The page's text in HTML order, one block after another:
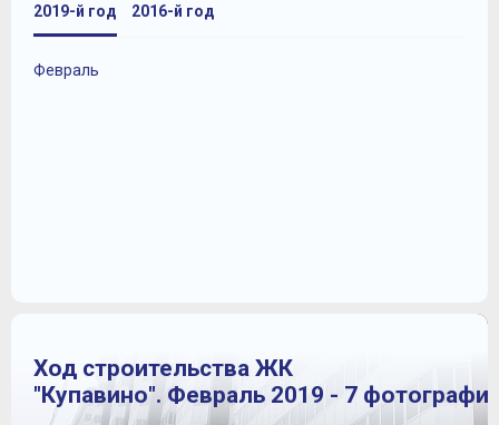
2019-й год
Февраль
2016-й год
Ход строительства ЖК
"Купавино". Февраль 2019 - 7